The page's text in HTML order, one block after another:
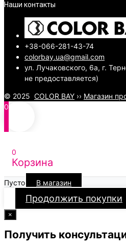
Наши контакты
+38-066-281-43-74
colorbay.ua@gmail.com
ул. Лучаковского, 6а, г.
не предоставляется)
© 2025 COLOR BAY ›› Магазин
0
0
Корзина
Пусто В магазин
Продолжить покупки
×
Получить